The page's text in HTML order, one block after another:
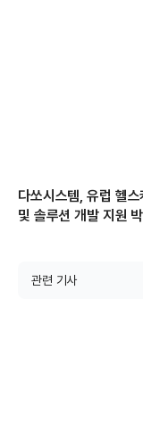
다쏘시스템, 유럽 헬
및 솔루션 개발 지원
관련 기사